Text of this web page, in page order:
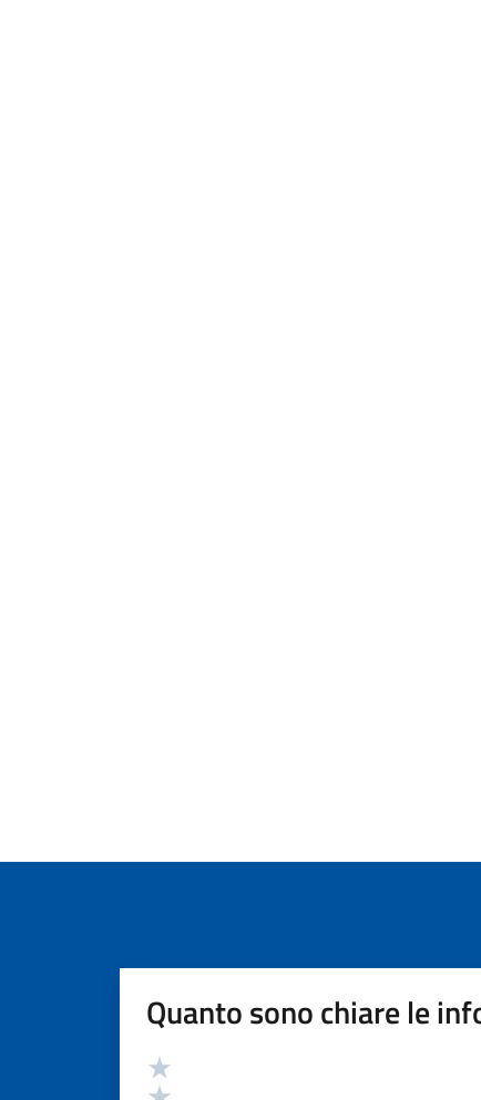
Quanto sono chiare le
Valutazione